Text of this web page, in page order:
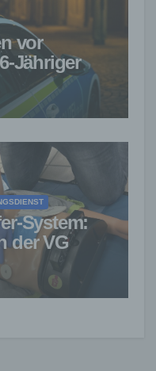
vor
Jähriger
System:
der VG